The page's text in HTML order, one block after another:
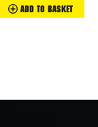
Add To Basket